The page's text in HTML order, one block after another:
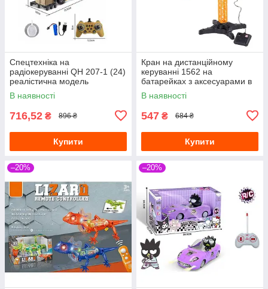
Спецтехніка на
радіокеруванні QH 207-1 (24)
реалістична модель
В наявності
716,52 ₴ 896 ₴
Купити
Кран на дистанційному
керуванні 1562 на
батарейках з аксесуарами в
коробці
В наявності
547 ₴ 684 ₴
Купити
–20% –20%